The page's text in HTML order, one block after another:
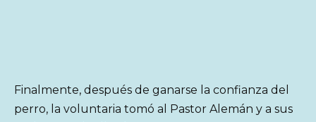
Finalmente, después de ganarse la confianza del
perro, la voluntaria tomó al Pastor Alemán y a sus